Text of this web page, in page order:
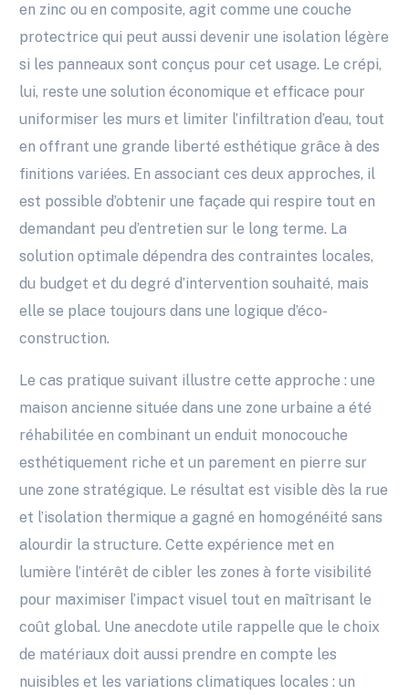
en zinc ou en composite, agit comme une couche
protectrice qui peut aussi devenir une isolation légère
si les panneaux sont conçus pour cet usage. Le crépi,
lui, reste une solution économique et efficace pour
uniformiser les murs et limiter l’infiltration d’eau, tout
en offrant une grande liberté esthétique grâce à des
finitions variées. En associant ces deux approches, il
est possible d’obtenir une façade qui respire tout en
demandant peu d’entretien sur le long terme. La
solution optimale dépendra des contraintes locales,
du budget et du degré d’intervention souhaité, mais
elle se place toujours dans une logique d’éco-
construction.
Le cas pratique suivant illustre cette approche : une
maison ancienne située dans une zone urbaine a été
réhabilitée en combinant un enduit monocouche
esthétiquement riche et un parement en pierre sur
une zone stratégique. Le résultat est visible dès la rue
et l’isolation thermique a gagné en homogénéité sans
alourdir la structure. Cette expérience met en
lumière l’intérêt de cibler les zones à forte visibilité
pour maximiser l’impact visuel tout en maîtrisant le
coût global. Une anecdote utile rappelle que le choix
de matériaux doit aussi prendre en compte les
nuisibles et les variations climatiques locales : un